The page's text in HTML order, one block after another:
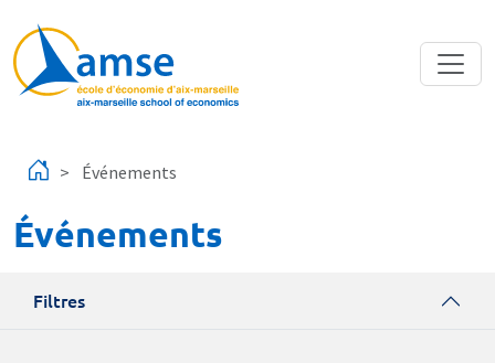
Événements
Événements
Filtres